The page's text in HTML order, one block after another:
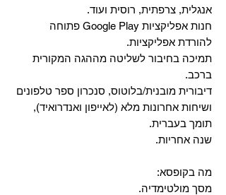
אנגלית, צרפתית, רוסית ועוד.
‏חנות אפליקציות Google Play פתוחה
להורדת אפליקציות.
‏תמיכה בחיבור לשליטה מההגה המקורית
ברכב.
‏דיבורית מובנית/בלוטוס, ‏סנכרון ספר טלפונים
ושיחות אחרונות מלא (לאייפון ואנדרואיד),
תומך בעברית.
שנה אחריות.
מה בקופסא:
מסך מולטימדיה.